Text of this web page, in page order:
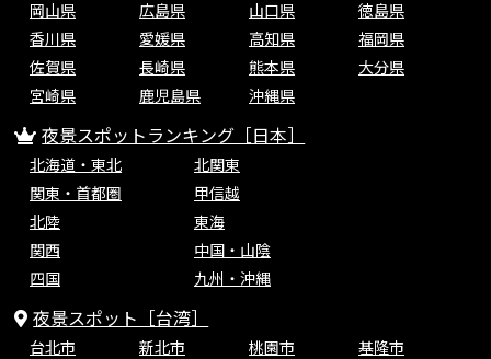
岡山県
広島県 山口県
徳島県
香川県
愛媛県 高知県
福岡県
佐賀県
長崎県 熊本県
大分県
宮崎県
鹿児島県 沖縄県
夜景スポットランキング［日本］
北海道・東北
北関東
関東・首都圏
甲信越
北陸
東海
関西
中国・山陰
四国
九州・沖縄
夜景スポット［台湾］
台北市 新北市 桃園市
基隆市